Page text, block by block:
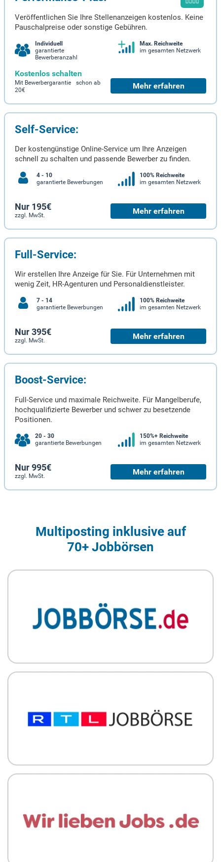
Veröffentlichen Sie Ihre Stellenanzeigen kostenlos. Keine
Pauschalpreise oder sonstige Gebühren.
Individuell
garantierte
Bewerberanzahl
Max. Reichweite
im gesamten Netzwerk
Kostenlos schalten
Mit Bewerbergarantie schon ab
20€
Mehr erfahren
Self-Service:
Der kostengünstige Online-Service um Ihre Anzeigen
schnell zu schalten und passende Bewerber zu finden.
4 - 10
garantierte Bewerbungen
100% Reichweite
im gesamten Netzwerk
Nur 195€
zzgl. MwSt. Mehr erfahren
Full-Service:
Wir erstellen Ihre Anzeige für Sie. Für Unternehmen mit
wenig Zeit, HR-Agenturen und Personaldienstleister.
7 - 14
garantierte Bewerbungen
100% Reichweite
im gesamten Netzwerk
Nur 395€
zzgl. MwSt. Mehr erfahren
Boost-Service:
Full-Service und maximale Reichweite. Für Mangelberufe,
hochqualifizierte Bewerber und schwer zu besetzende
Positionen.
20 - 30
garantierte Bewerbungen
150%+ Reichweite
im gesamten Netzwerk
Nur 995€
zzgl. MwSt. Mehr erfahren
Multiposting inklusive auf
70+ Jobbörsen